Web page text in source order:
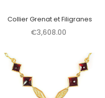
Collier Grenat et Filigranes
€3,608.00